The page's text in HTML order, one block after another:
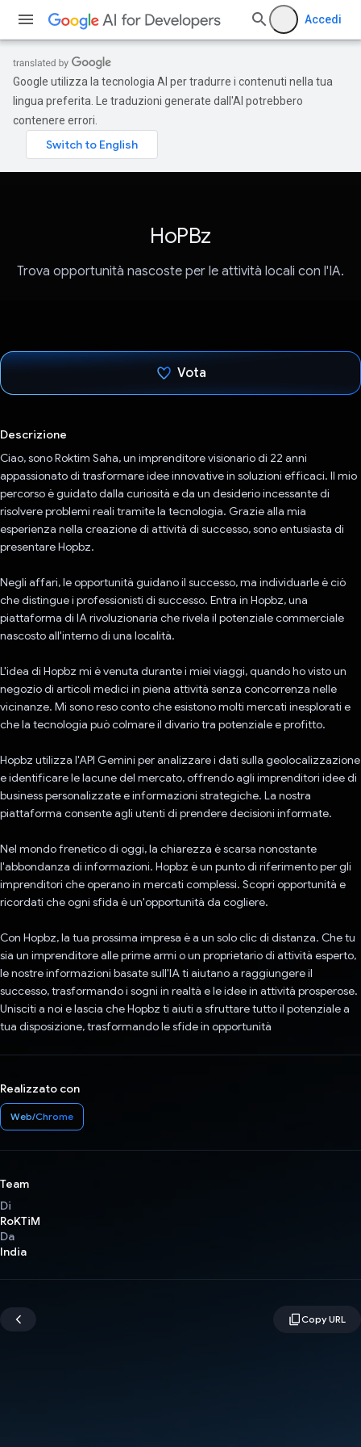
Accedi
Google utilizza la tecnologia AI per tradurre i contenuti nella tua
lingua preferita. Le traduzioni generate dall'AI potrebbero
contenere errori.
HoPBz
Trova opportunità nascoste per le attività locali con l'IA.
Vota
Descrizione
Ciao, sono Roktim Saha, un imprenditore visionario di 22 anni
appassionato di trasformare idee innovative in soluzioni efficaci. Il mio
percorso è guidato dalla curiosità e da un desiderio incessante di
risolvere problemi reali tramite la tecnologia. Grazie alla mia
esperienza nella creazione di attività di successo, sono entusiasta di
presentare Hopbz.
Negli affari, le opportunità guidano il successo, ma individuarle è ciò
che distingue i professionisti di successo. Entra in Hopbz, una
piattaforma di IA rivoluzionaria che rivela il potenziale commerciale
nascosto all'interno di una località.
L'idea di Hopbz mi è venuta durante i miei viaggi, quando ho visto un
negozio di articoli medici in piena attività senza concorrenza nelle
vicinanze. Mi sono reso conto che esistono molti mercati inesplorati e
che la tecnologia può colmare il divario tra potenziale e profitto.
Hopbz utilizza l'API Gemini per analizzare i dati sulla geolocalizzazione
e identificare le lacune del mercato, offrendo agli imprenditori idee di
business personalizzate e informazioni strategiche. La nostra
piattaforma consente agli utenti di prendere decisioni informate.
Nel mondo frenetico di oggi, la chiarezza è scarsa nonostante
l'abbondanza di informazioni. Hopbz è un punto di riferimento per gli
imprenditori che operano in mercati complessi. Scopri opportunità e
ricordati che ogni sfida è un'opportunità da cogliere.
Con Hopbz, la tua prossima impresa è a un solo clic di distanza. Che tu
sia un imprenditore alle prime armi o un proprietario di attività esperto,
le nostre informazioni basate sull'IA ti aiutano a raggiungere il
successo, trasformando i sogni in realtà e le idee in attività prosperose.
Unisciti a noi e lascia che Hopbz ti aiuti a sfruttare tutto il potenziale a
tua disposizione, trasformando le sfide in opportunità
Realizzato con
Web/Chrome
Team
Di
RoKTiM
Da
India